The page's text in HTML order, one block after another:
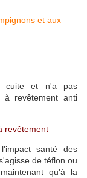
cuite et n'a pas
à revêtement anti
revêtement
santé des
de téflon ou
qu'à la